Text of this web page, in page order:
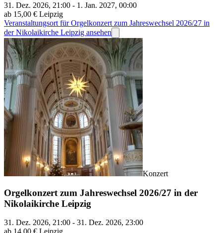
31. Dez. 2026, 21:00 - 1. Jan. 2027, 00:00
ab 15,00 € Leipzig
Veranstaltungsort für Orgelkonzert zum Jahreswechsel 2026/27 in
der Nikolaikirche Leipzig ansehen
Konzert
Orgelkonzert zum Jahreswechsel 2026/27 in der
Nikolaikirche Leipzig
31. Dez. 2026, 21:00 - 31. Dez. 2026, 23:00